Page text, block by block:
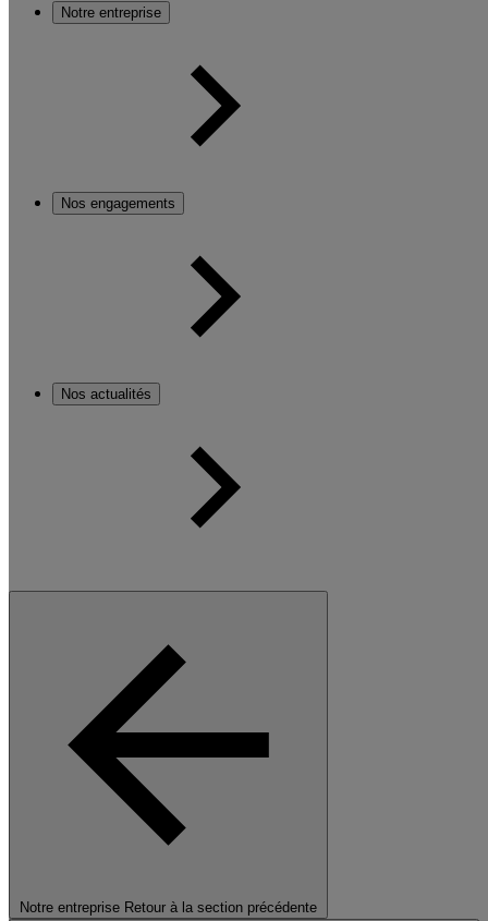
Notre entreprise
Nos engagements
Nos actualités
Notre entreprise Retour à la section précédente